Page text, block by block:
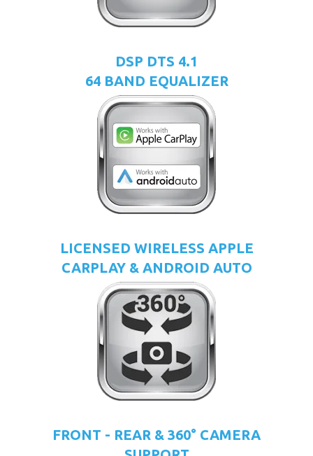
DSP DTS 4.1
64 BAND EQUALIZER
LICENSED WIRELESS APPLE
CARPLAY & ANDROID AUTO
FRONT - REAR & 360° CAMERA